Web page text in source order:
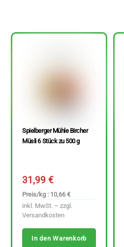
Spielberger Mühle Bircher
Müsli 6 Stück zu 500 g
31,99€
Preis/kg : 10,66 €
inkl. MwSt. – zzgl.
Versandkosten
In den Warenkorb